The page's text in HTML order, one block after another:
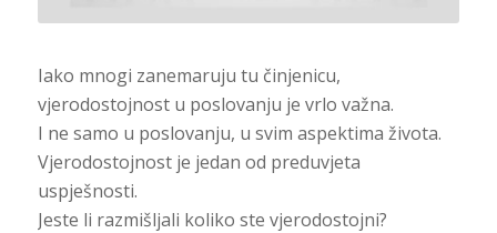
Iako mnogi zanemaruju tu činjenicu,
vjerodostojnost u poslovanju je vrlo važna.
I ne samo u poslovanju, u svim aspektima života.
Vjerodostojnost je jedan od preduvjeta
uspješnosti.
Jeste li razmišljali koliko ste vjerodostojni?